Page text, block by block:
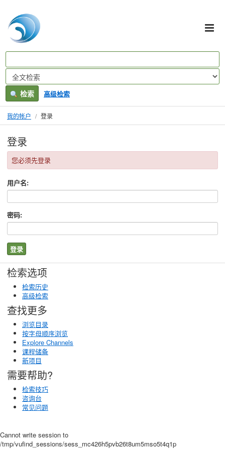
Skip to content
VuFind
检索 高级检索
我的帐户 登录
登录
您必须先登录
用户名:
密码:
检索选项
检索历史
高级检索
查找更多
浏览目录
按字母顺序浏览
Explore Channels
课程储备
新项目
需要帮助?
检索技巧
咨询台
常见问题
Cannot write session to
/tmp/vufind_sessions/sess_mc426h5pvb26t8um5mso5t4q1p